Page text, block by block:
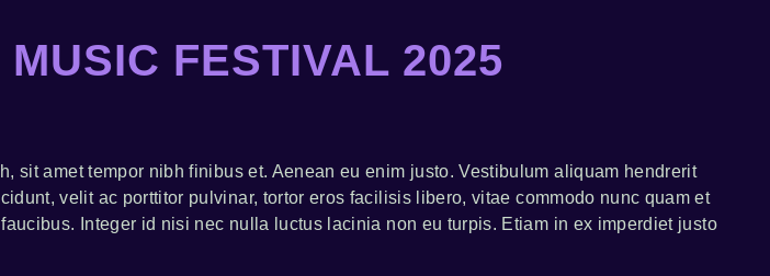
FESTIVAL 2025
sit amet tempor nibh finibus et. Aenean eu enim justo. Vestibulum aliquam hendrerit
velit ac porttitor pulvinar, tortor eros facilisis libero, vitae commodo nunc quam et
Integer id nisi nec nulla luctus lacinia non eu turpis. Etiam in ex imperdiet justo